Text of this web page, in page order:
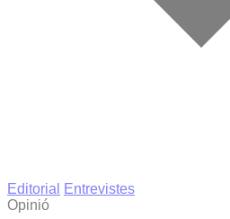
Editorial
Entrevistes
Opinió